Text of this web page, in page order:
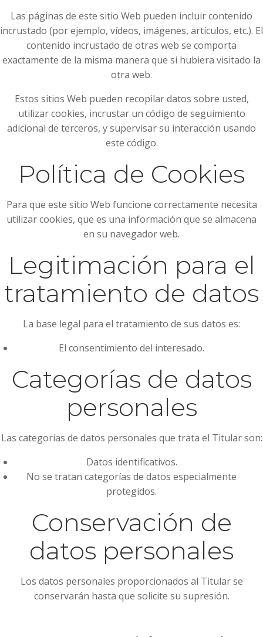
Las páginas de este sitio Web pueden incluir contenido
incrustado (por ejemplo, vídeos, imágenes, artículos, etc.). El
contenido incrustado de otras web se comporta
exactamente de la misma manera que si hubiera visitado la
otra web.
Estos sitios Web pueden recopilar datos sobre usted,
utilizar cookies, incrustar un código de seguimiento
adicional de terceros, y supervisar su interacción usando
este código.
Política de Cookies
Para que este sitio Web funcione correctamente necesita
utilizar cookies, que es una información que se almacena
en su navegador web.
Legitimación para el
tratamiento de datos
La base legal para el tratamiento de sus datos es:
El consentimiento del interesado.
Categorías de datos
personales
Las categorías de datos personales que trata el Titular son:
Datos identificativos.
No se tratan categorías de datos especialmente
protegidos.
Conservación de
datos personales
Los datos personales proporcionados al Titular se
conservarán hasta que solicite su supresión.